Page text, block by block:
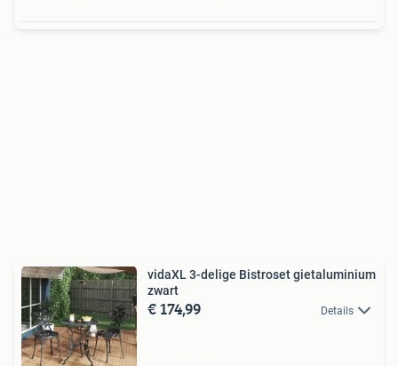
vidaXL 3-delige Bistroset gietaluminium
zwart
€ 174,99 Details